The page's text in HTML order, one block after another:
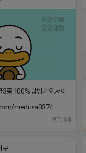
종 100% 답방가요.서이
medusa0374
댓글: 0개
구